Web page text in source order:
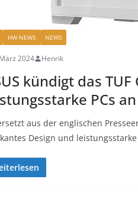
HW-NEWS NEWS
2024 Henrik
kündigt das
PCs an
aus der englischen
Design und